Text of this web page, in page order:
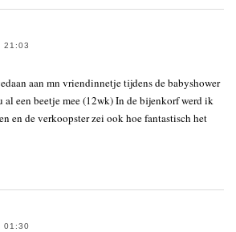
21:03
aan mn vriendinnetje tijdens de babyshower
al een beetje mee (12wk) In de bijenkorf werd ik
en de verkoopster zei ook hoe fantastisch het
01:30